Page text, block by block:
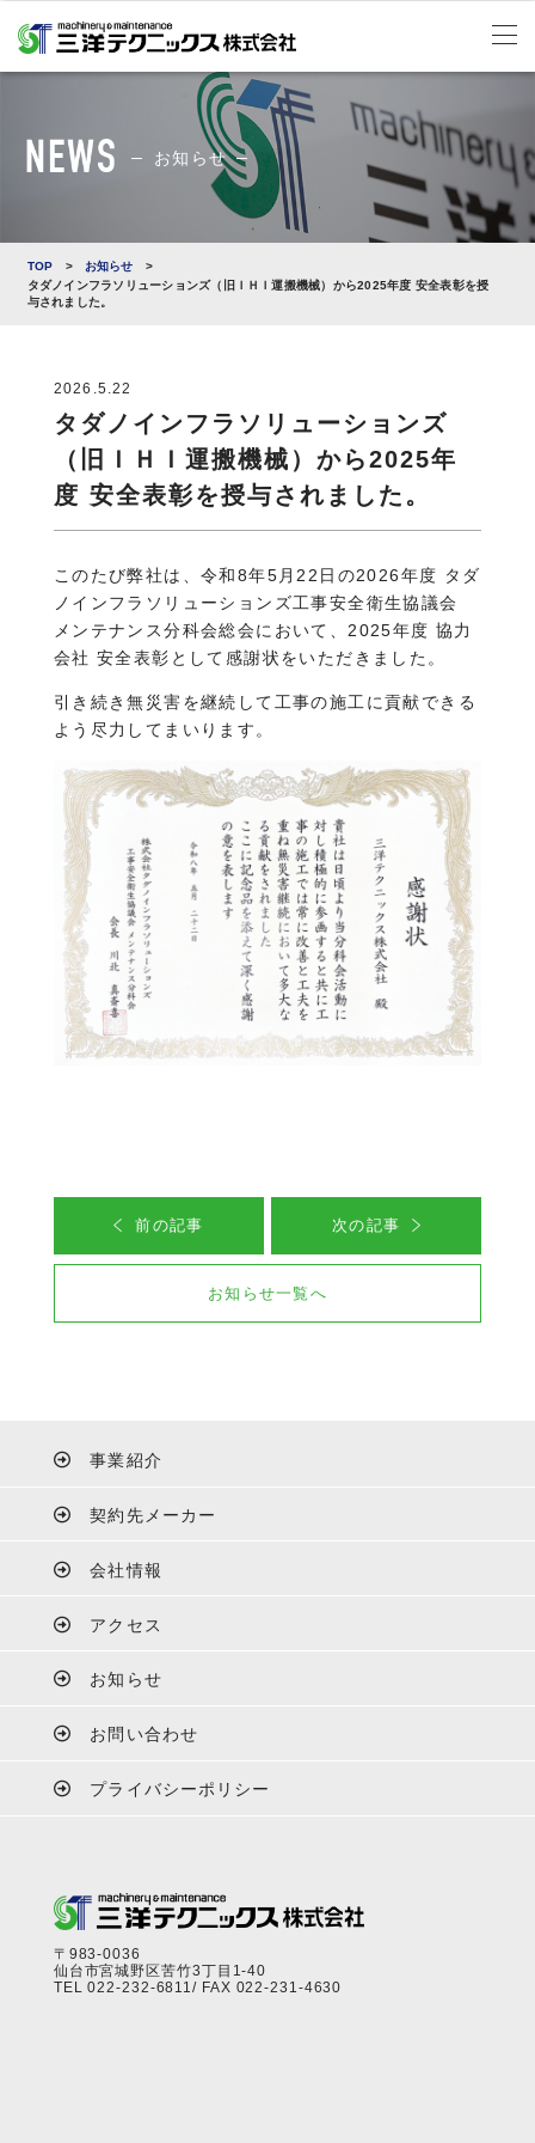
お知らせ
TOP > お知らせ
>
タダノインフラソリューションズ（旧ＩＨＩ運搬機械）から2025年度 安全表彰を授
与されました。
2026.5.22
タダノインフラソリューションズ
（旧ＩＨＩ運搬機械）から2025年
度 安全表彰を授与されました。
このたび弊社は、令和8年5月22日の2026年度 タダ
ノインフラソリューションズ工事安全衛生協議会
メンテナンス分科会総会において、2025年度 協力
会社 安全表彰として感謝状をいただきました。
引き続き無災害を継続して工事の施工に貢献できる
よう尽力してまいります。
前の記事 次の記事
お知らせ一覧へ
事業紹介
契約先メーカー
会社情報
アクセス
お知らせ
お問い合わせ
プライバシーポリシー
〒983-0036
仙台市宮城野区苦竹3丁目1-40
TEL022-232-6811/ FAX 022-231-4630